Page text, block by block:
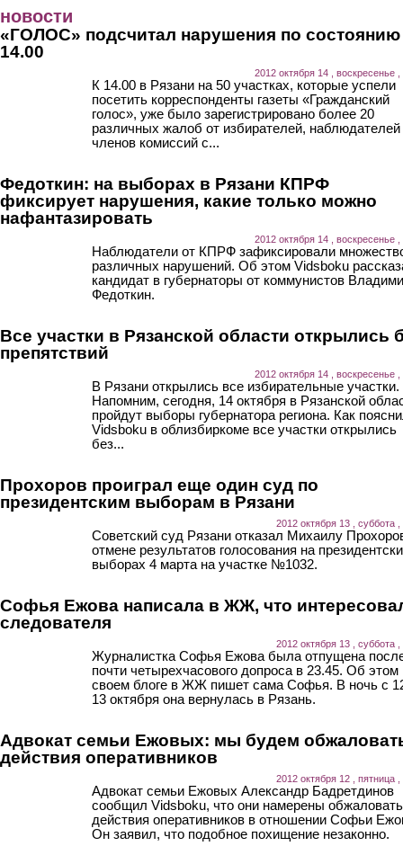
новости
«ГОЛОС» подсчитал нарушения по состоянию
14.00
2012 октября 14 , воскресенье ,
К 14.00 в Рязани на 50 участках, которые успели
посетить корреспонденты газеты «Гражданский
голос», уже было зарегистрировано более 20
различных жалоб от избирателей, наблюдателей
членов комиссий с...
Федоткин: на выборах в Рязани КПРФ
фиксирует нарушения, какие только можно
нафантазировать
2012 октября 14 , воскресенье ,
Наблюдатели от КПРФ зафиксировали
различных нарушений. Об этом Vidsboku
кандидат в губернаторы от коммунистов
Федоткин.
Все участки в Рязанской области открылись
препятствий
2012 октября 14 , воскресенье ,
В Рязани открылись все избирательные участки.
Напомним, сегодня, 14 октября в Рязанской
пройдут выборы губернатора региона. Как
Vidsboku в облизбиркоме все участки открылись
без...
Прохоров проиграл еще один суд по
президентским выборам в Рязани
2012 октября 13 , суббота ,
Советский суд Рязани отказал Михаилу
отмене результатов голосования на
выборах 4 марта на участке №1032.
Софья Ежова написала в ЖЖ, что
следователя
2012 октября 13 , суббота ,
Журналистка Софья Ежова была отпущена
почти четырехчасового допроса в 23.45. Об этом
своем блоге в ЖЖ пишет сама Софья. В ночь с
13 октября она вернулась в Рязань.
Адвокат семьи Ежовых: мы будем
действия оперативников
2012 октября 12 , пятница ,
Адвокат семьи Ежовых Александр Бадретдинов
сообщил Vidsboku, что они намерены обжаловать
действия оперативников в отношении Софьи
Он заявил, что подобное похищение незаконно.